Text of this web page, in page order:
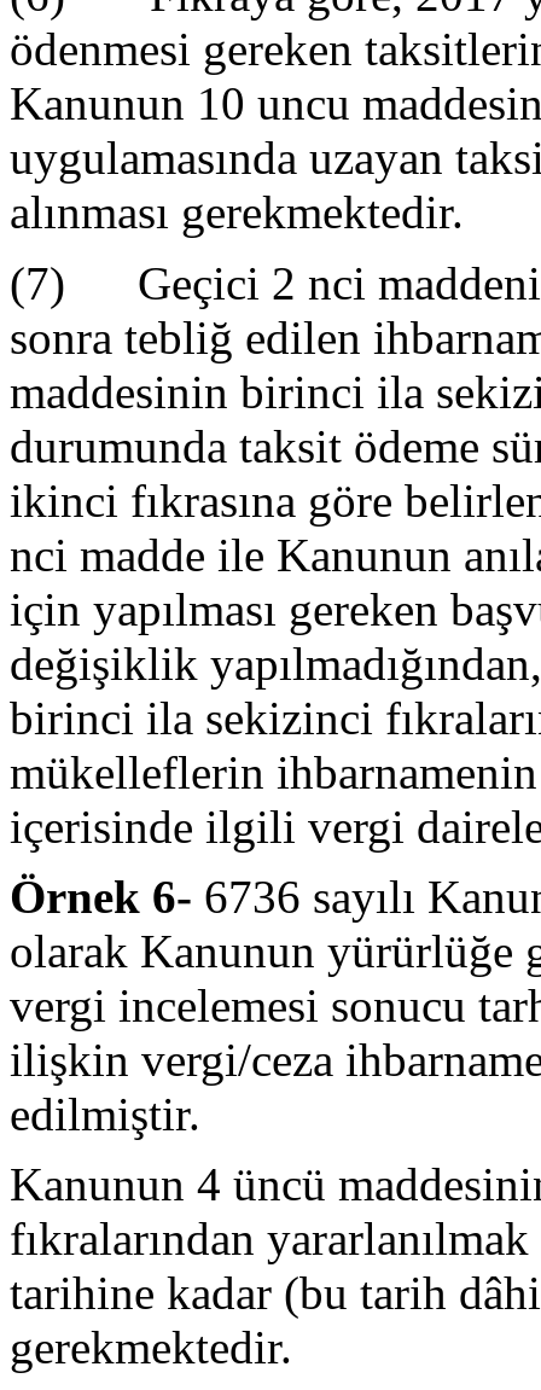
ödenmesi gereken
Kanunun 10 uncu
uygulamasında uzayan
alınması gerekmektedir.
(7) Geçici 2 nci
sonra tebliğ edilen
maddesinin birinci ila
durumunda taksit ödeme
ikinci fıkrasına göre
nci madde ile Kanunun
için yapılması gereken
değişiklik
birinci ila sekizinci
mükelleflerin
içerisinde ilgili vergi
Örnek 6- 6736 sayılı
olarak Kanunun yürürlüğe
vergi incelemesi sonucu
ilişkin vergi/ceza
edilmiştir.
Kanunun 4 üncü
fıkralarından
tarihine kadar (bu tarih
gerekmektedir.